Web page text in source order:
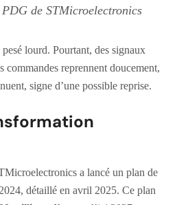
de STMicroelectronics
lourd. Pourtant, des signaux
commandes reprennent doucement,
signe d’une possible reprise.
a lancé un plan de
détaillé en avril 2025. Ce plan